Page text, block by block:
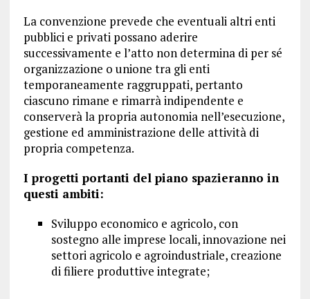
La convenzione prevede che eventuali altri enti
pubblici e privati possano aderire
successivamente e l’atto non determina di per sé
organizzazione o unione tra gli enti
temporaneamente raggruppati, pertanto
ciascuno rimane e rimarrà indipendente e
conserverà la propria autonomia nell’esecuzione,
gestione ed amministrazione delle attività di
propria competenza.
I progetti portanti del piano spazieranno in
questi ambiti:
Sviluppo economico e agricolo, con
sostegno alle imprese locali, innovazione nei
settori agricolo e agroindustriale, creazione
di filiere produttive integrate;